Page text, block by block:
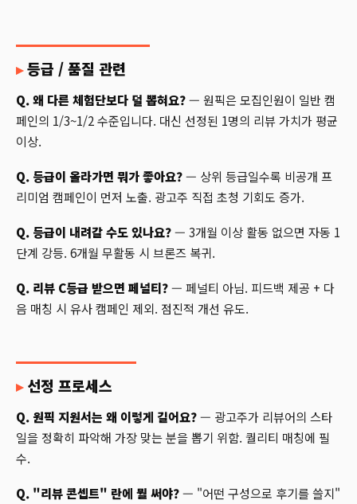
등급 / 품질 관련
Q. 왜 다른 체험단보다 덜 뽑혀요?— 원픽은 모집인원이 일반 캠
페인의 1/3~1/2 수준입니다. 대신 선정된 1명의 리뷰 가치가 평균
이상.
Q. 등급이 올라가면 뭐가 좋아요?— 상위 등급일수록 비공개 프
리미엄 캠페인이 먼저 노출. 광고주 직접 초청 기회도 증가.
Q. 등급이 내려갈 수도 있나요?— 3개월 이상 활동 없으면 자동 1
단계 강등. 6개월 무활동 시 브론즈 복귀.
Q. 리뷰 C등급 받으면 페널티?— 페널티 아님. 피드백 제공 + 다
음 매칭 시 유사 캠페인 제외. 점진적 개선 유도.
선정 프로세스
Q. 원픽 지원서는 왜 이렇게 길어요?— 광고주가 리뷰어의 스타
일을 정확히 파악해 가장 맞는 분을 뽑기 위함. 퀄리티 매칭에 필
수.
Q. "리뷰 콘셉트" 란에 뭘 써야?— "어떤 구성으로 후기를 쓸지"